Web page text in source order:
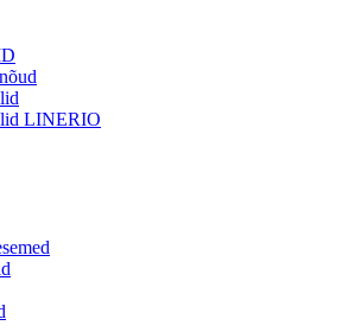
LINERIO